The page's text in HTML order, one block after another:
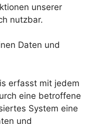
unserer
nutzbar.
Daten und
erfasst mit jedem
eine betroffene
System eine
und